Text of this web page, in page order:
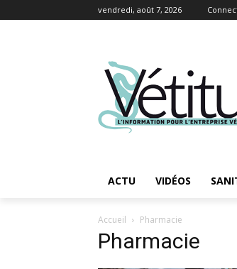
vendredi, août 7, 2026
ACTU VIDÉOS
Accueil Pharmacie
Pharmacie